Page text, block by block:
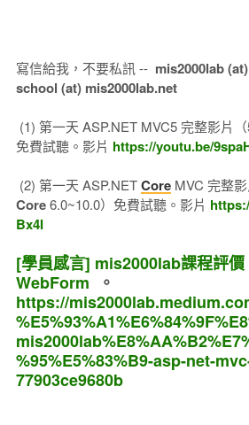
寫信給我，不要私訊 -- mis2000lab
school (at) mis2000lab.net
(1) 第一天 ASP.NET MVC5 完整影片
免費試聽。影片 https://youtu.be/
(2) 第一天 ASP.NETCoreMVC 完整
Core6.0~10.0）免費試聽。影片
Bx4I
[學員感言] mis2000lab課程評價
WebForm 。
https://
%95%E5%83%B9-asp-net-
77903ce9680b